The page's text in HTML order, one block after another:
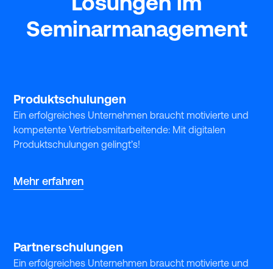
Seminarmanagement
Produktschulungen
Ein erfolgreiches Unternehmen braucht motivierte und
kompetente Vertriebsmitarbeitende: Mit digitalen
Produktschulungen gelingt’s!
Mehr erfahren
Partnerschulungen
Ein erfolgreiches Unternehmen braucht motivierte und